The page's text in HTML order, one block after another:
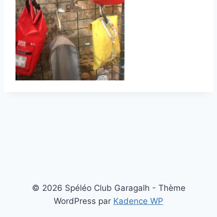
© 2026 Spéléo Club Garagalh - Thème
WordPress par Kadence WP